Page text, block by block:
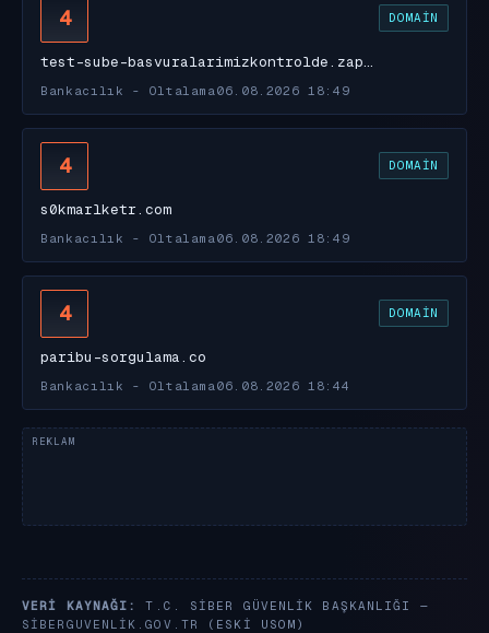
4 DOMAIN
test-sube-basvuralarimizkontrolde.zap…
Bankacılık - Oltalama 06.08.2026 18:49
4 DOMAIN
s0kmarlketr.com
Bankacılık - Oltalama 06.08.2026 18:49
4 DOMAIN
paribu-sorgulama.co
Bankacılık - Oltalama 06.08.2026 18:44
VERI KAYNAĞI:
T.C. SIBER GÜVENLIK BAŞKANLIĞI —
SIBERGUVENLIK.GOV.TR
(ESKI USOM)